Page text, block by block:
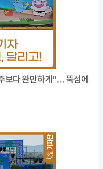
보다 완만하게”… 뚝섬에